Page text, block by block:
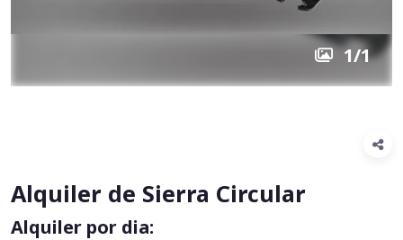
1/1
Alquiler de Sierra Circular
Alquiler por dia: